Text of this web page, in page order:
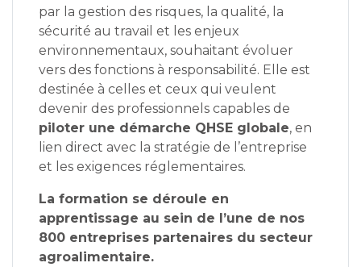
par la gestion des risques, la qualité, la
sécurité au travail et les enjeux
environnementaux, souhaitant évoluer
vers des fonctions à responsabilité. Elle est
destinée à celles et ceux qui veulent
devenir des professionnels capables de
piloter une démarche QHSE globale, en
lien direct avec la stratégie de l’entreprise
et les exigences réglementaires.
La formation se déroule en
apprentissage au sein de l’une de nos
800 entreprises partenaires du secteur
agroalimentaire.